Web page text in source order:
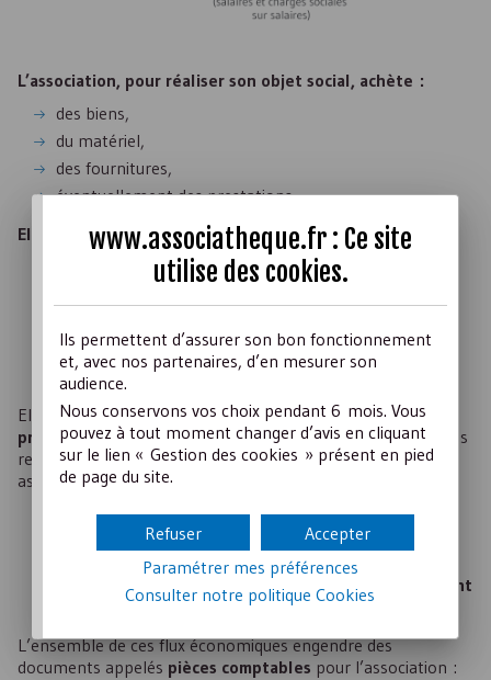
L’association, pour réaliser son objet social, achète :
des biens,
du matériel,
des fournitures,
éventuellement des prestations.
Elle encaisse :
des cotisations,
des contributions financières,
des produits de ses activités.
Elle peutavoir une activité économiqueet vendre des
produitsou réaliser des manifestationsqui engendrent des
recettes et des dépenses (buvettes, manifestations
associatives, etc.).
Les achats et autres charges engendrent unflux
de trésorerie.
Les cotisations, subventions publiques, contributions
financières, ventes de produits engendrent un
flux entrant
de trésorerie.
L’ensemble de ces flux économiques engendre des
documents appelés pièces comptables pour l’association :
www.associatheque.fr : Ce site
utilise des cookies.
Ils permettent d’assurer son bon fonctionnement
et, avec nos partenaires, d’en mesurer son
audience.
Nous conservons vos choix pendant 6 mois. Vous
pouvez à tout moment changer d’avis en cliquant
sur le lien « Gestion des cookies » présent en pied
de page du site.
Accepter
Refuser
Paramétrer mes préférences
Consulter notre politiqueCookies